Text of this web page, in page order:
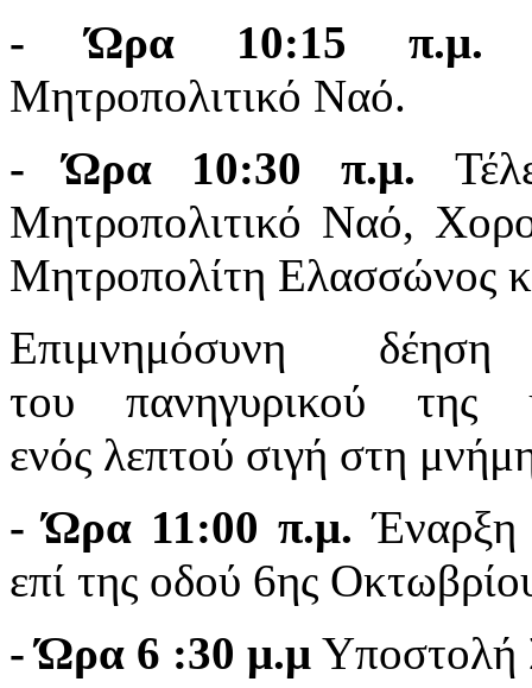
- Ώρα 10:15 π.μ.
Μητροπολιτικό Ναό.
- Ώρα 10:30 π.μ.
Μητροπολιτικό Ναό,
Μητροπολίτη Ελασσώνος
Επιμνημόσυνη
του πανηγυρικού της
ενός λεπτού σιγή στη
- Ώρα 11:00 π.μ. Έναρξη
επί της οδού 6ης
- Ώρα 6 :30 μ.μ Υποστολή